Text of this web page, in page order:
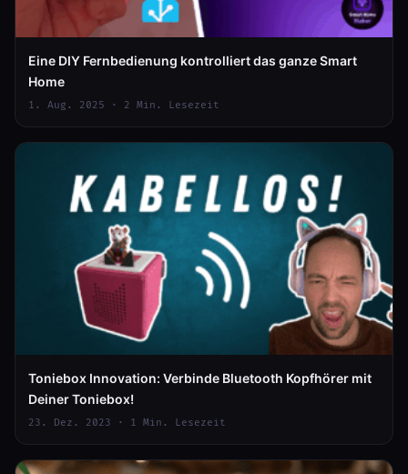
Eine DIY Fernbedienung kontrolliert das ganze Smart
Home
1. Aug. 2025 · 2 Min. Lesezeit
Toniebox Innovation: Verbinde Bluetooth Kopfhörer mit
Deiner Toniebox!
23. Dez. 2023 · 1 Min. Lesezeit